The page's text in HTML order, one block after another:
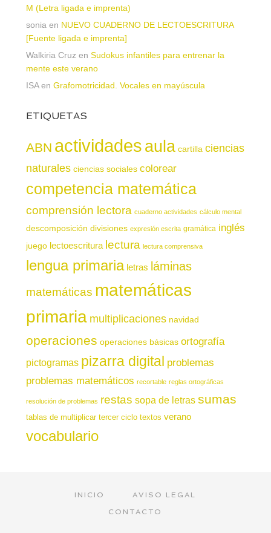
M (Letra ligada e imprenta)
sonia en NUEVO CUADERNO DE LECTOESCRITURA
[Fuente ligada e imprenta]
Walkiria Cruz en Sudokus infantiles para entrenar la
mente este verano
ISAen Grafomotricidad. Vocales en mayúscula
ETIQUETAS
ABN actividadesaula cartilla ciencias
naturales ciencias sociales colorear
competencia matemática
comprensión lectora cuaderno actividades cálculo mental
descomposición divisiones expresión escrita gramática inglés
juego lectoescritura lectura lectura comprensiva
lengua primaria letras láminas
matemáticas matemáticas
primaria multiplicaciones navidad
operaciones operaciones básicas ortografía
pictogramas pizarra digital problemas
problemas matemáticos recortable reglas ortográficas
resolución de problemas restas sopa de letras sumas
tablas de multiplicar tercer ciclo textos verano
vocabulario
INICIO
AVISO LEGAL
CONTACTO